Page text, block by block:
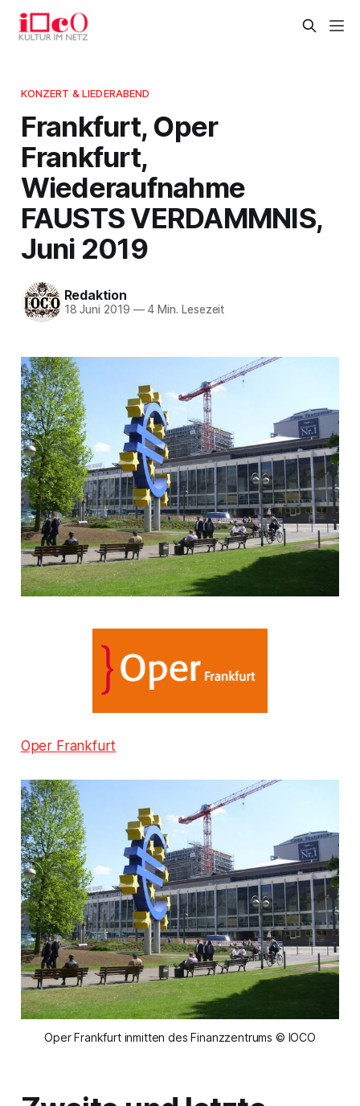
KONZERT & LIEDERABEND
Frankfurt, Oper
Frankfurt,
Wiederaufnahme
FAUSTS VERDAMMNIS,
Juni 2019
Redaktion
18 Juni 2019 —4 Min. Lesezeit
Oper Frankfurt
Oper Frankfurt inmitten des Finanzzentrums © IOCO